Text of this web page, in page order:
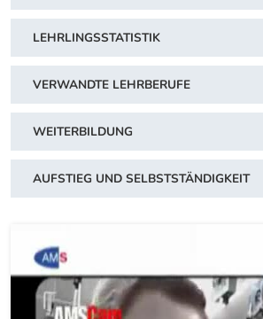
LEHRLINGSSTATISTIK
VERWANDTE LEHRBERUFE
WEITERBILDUNG
AUFSTIEG UND SELBSTSTÄNDIGKEIT